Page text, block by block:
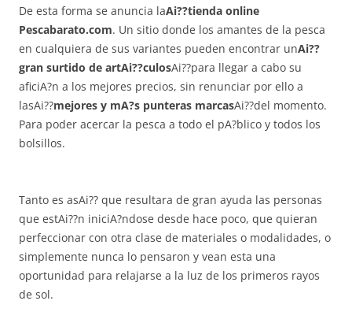
De esta forma se anuncia laAi??tienda online
Pescabarato.com. Un sitio donde los amantes de la pesca
en cualquiera de sus variantes pueden encontrar unAi??
gran surtido de artAi??culosAi??para llegar a cabo su
aficiA?n a los mejores precios, sin renunciar por ello a
lasAi??mejores y mA?s punteras marcasAi??del momento.
Para poder acercar la pesca a todo el pA?blico y todos los
bolsillos.
Tanto es asAi?? que resultara de gran ayuda las personas
que estAi??n iniciA?ndose desde hace poco, que quieran
perfeccionar con otra clase de materiales o modalidades, o
simplemente nunca lo pensaron y vean esta una
oportunidad para relajarse a la luz de los primeros rayos
de sol.